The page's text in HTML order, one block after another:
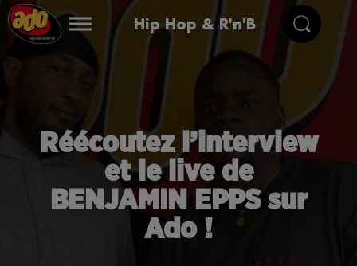
Hip Hop & R'n'B
Réécoutez l’interview
et le live de
BENJAMIN EPPS sur
Ado !